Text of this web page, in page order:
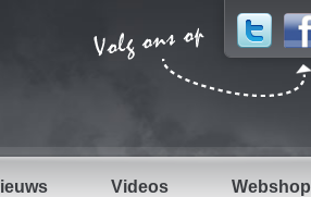
Videos Webshop